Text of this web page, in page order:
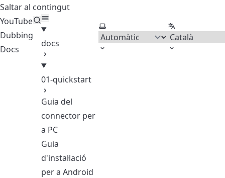
Saltar al contingut
YouTube
Dubbing
Docs
docs
01-quickstart
Guia del
connector per
a PC
Guia
d'instal·lació
per a Android
Seleccionar tema Seleccionar